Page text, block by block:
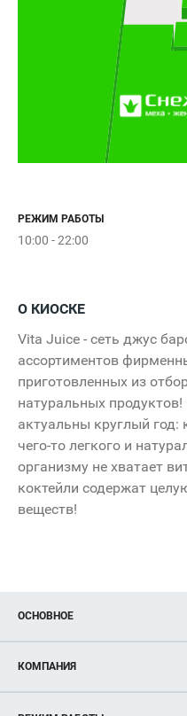
РЕЖИМ РАБОТЫ
10:00 - 22:00
О КИОСКЕ
Vita Juice - сеть джус
ассортиментов
приготовленных из
натуральных
актуальны круглый год:
чего-то легкого и
организму не хватает
коктейли содержат
веществ!
ОСНОВНОЕ
Новости
Магазины
Услуги
КОМПАНИЯ